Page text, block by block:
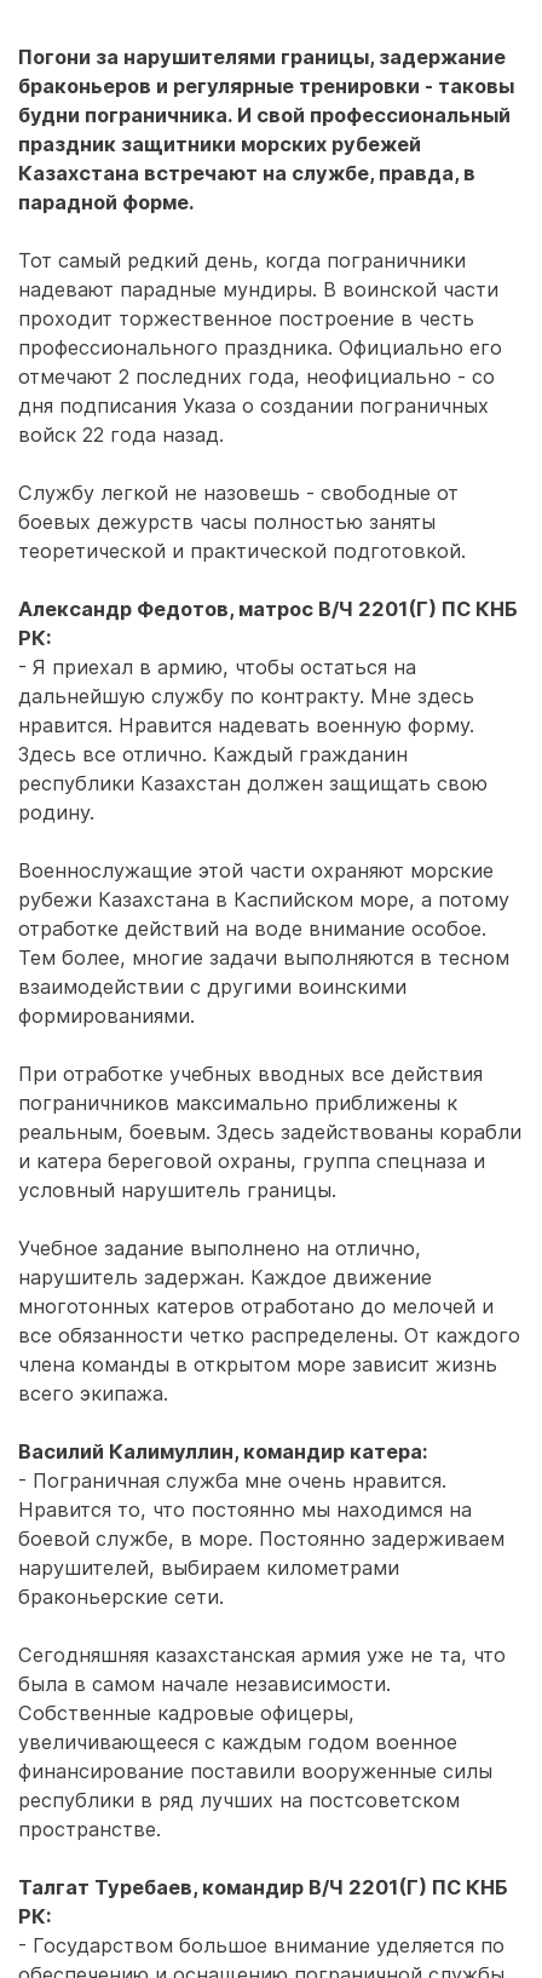
Погони за нарушителями границы, задержание
браконьеров и регулярные тренировки - таковы
будни пограничника. И свой профессиональный
праздник защитники морских рубежей
Казахстана встречают на службе, правда, в
парадной форме.
Тот самый редкий день, когда пограничники
надевают парадные мундиры. В воинской части
проходит торжественное построение в честь
профессионального праздника. Официально его
отмечают 2 последних года, неофициально - со
дня подписания Указа о создании пограничных
войск 22 года назад.
Службу легкой не назовешь - свободные от
боевых дежурств часы полностью заняты
теоретической и практической подготовкой.
Александр Федотов, матрос В/Ч 2201(Г) ПС КНБ
РК:
- Я приехал в армию, чтобы остаться на
дальнейшую службу по контракту. Мне здесь
нравится. Нравится надевать военную форму.
Здесь все отлично. Каждый гражданин
республики Казахстан должен защищать свою
родину.
Военнослужащие этой части охраняют морские
рубежи Казахстана в Каспийском море, а потому
отработке действий на воде внимание особое.
Тем более, многие задачи выполняются в тесном
взаимодействии с другими воинскими
формированиями.
При отработке учебных вводных все действия
пограничников максимально приближены к
реальным, боевым. Здесь задействованы корабли
и катера береговой охраны, группа спецназа и
условный нарушитель границы.
Учебное задание выполнено на отлично,
нарушитель задержан. Каждое движение
многотонных катеров отработано до мелочей и
все обязанности четко распределены. От каждого
члена команды в открытом море зависит жизнь
всего экипажа.
Василий Калимуллин, командир катера:
- Пограничная служба мне очень нравится.
Нравится то, что постоянно мы находимся на
боевой службе, в море. Постоянно задерживаем
нарушителей, выбираем километрами
браконьерские сети.
Сегодняшняя казахстанская армия уже не та, что
была в самом начале независимости.
Собственные кадровые офицеры,
увеличивающееся с каждым годом военное
финансирование поставили вооруженные силы
республики в ряд лучших на постсоветском
пространстве.
Талгат Туребаев, командир В/Ч 2201(Г) ПС КНБ
РК:
- Государством большое внимание уделяется по